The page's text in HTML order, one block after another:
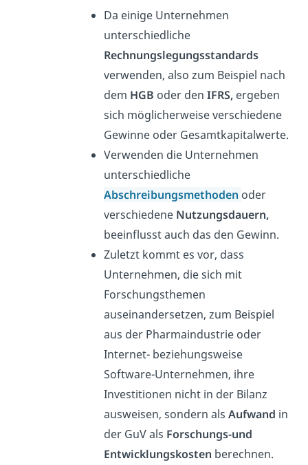
Da einige Unternehmen
unterschiedliche
Rechnungslegungsstandards
verwenden, also zum Beispiel nach
dem HGB oder den IFRS,ergeben
sich möglicherweise verschiedene
Gewinne oder Gesamtkapitalwerte.
Verwenden die Unternehmen
unterschiedliche
Abschreibungsmethoden oder
verschiedene Nutzungsdauern,
beeinflusst auch das den Gewinn.
Zuletzt kommt es vor, dass
Unternehmen, die sich mit
Forschungsthemen
auseinandersetzen, zum Beispiel
aus der Pharmaindustrie oder
Internet- beziehungsweise
Software-Unternehmen, ihre
Investitionen nicht in der Bilanz
ausweisen, sondern als Aufwand in
der GuV als Forschungs-und
Entwicklungskosten berechnen.